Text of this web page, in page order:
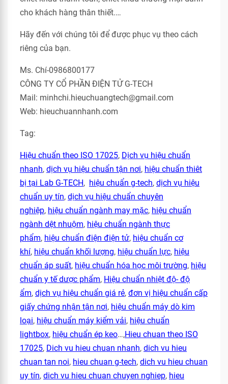
cho khách hàng thân thiết.…
Hãy đến với chúng tôi để được phục vụ theo cách
riêng của bạn.
Ms. Chí-0986800177
CÔNG TY CỔ PHẦN ĐIỆN TỬ G-TECH
Mail: minhchi.hieuchuangtech@gmail.com
Web: hieuchuannhanh.com
Tag:
Hiệu chuẩn theo ISO 17025, Dịch vụ hiệu chuẩn
nhanh, dịch vụ hiệu chuẩn tận nơi, hiệu chuẩn thiêt
bị tại Lab G-TECH, hiệu chuẩn g-tech, dịch vụ hiệu
chuẩn uy tín, dịch vụ hiệu chuẩn chuyên
nghiệp, hiệu chuẩn ngành may mặc, hiệu chuẩn
ngành dệt nhuộm, hiệu chuẩn ngành thực
phẩm, hiệu chuẩn điện điện tử, hiệu chuẩn cơ
khí, hiệu chuẩn khối lượng, hiệu chuẩn lực, hiệu
chuẩn áp suất, hiệu chuẩn hóa học môi trường, hiệu
chuẩn y tế dược phẩm, Hiệu chuẩn nhiệt độ- độ
ẩm, dịch vụ hiệu chuẩn giá rẻ, đơn vị hiệu chuẩn cấp
giấy chứng nhận tận nơi, hiệu chuẩn máy dò kim
loại, hiệu chuẩn máy kiểm vải, hiệu chuẩn
lightbox, hiệu chuẩn ép keo…,Hieu chuan theo ISO
17025, Dich vu hieu chuan nhanh, dich vu hieu
chuan tan noi, hieu chuan g-tech, dich vu hieu chuan
uy tín, dich vu hieu chuan chuyen nghiep, hieu